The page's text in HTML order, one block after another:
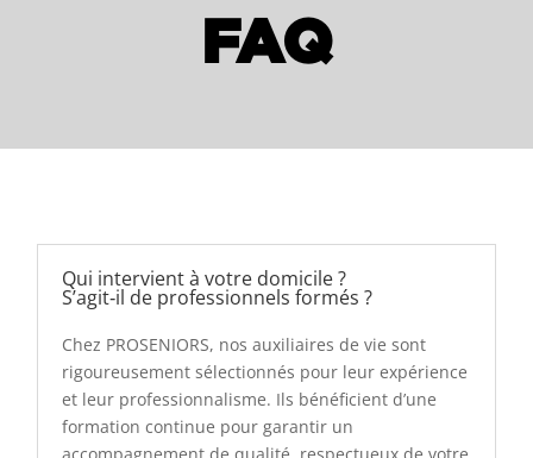
FAQ
Qui intervient à votre domicile ?
S’agit‑il de professionnels formés ?
Chez PROSENIORS, nos auxiliaires de vie sont
rigoureusement sélectionnés pour leur expérience
et leur professionnalisme. Ils bénéficient d’une
formation continue pour garantir un